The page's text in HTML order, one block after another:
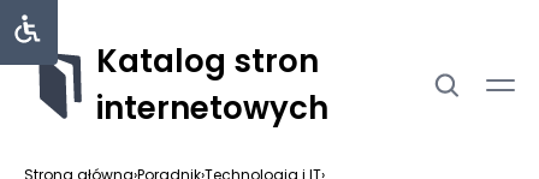
Katalog stron
internetowych
Strona główna›Poradnik›Technologia i IT›